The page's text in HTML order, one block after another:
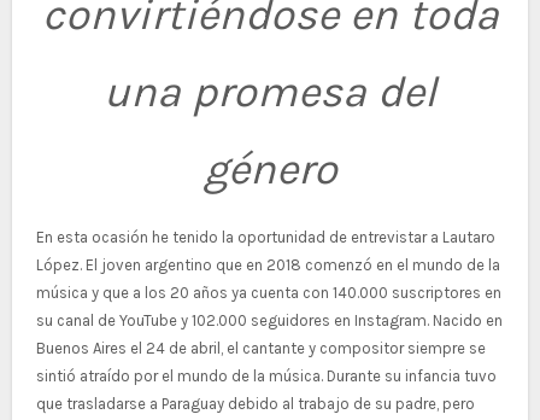
convirtiéndose en toda
una promesa del
género
En esta ocasión he tenido la oportunidad de entrevistar a Lautaro
López. El joven argentino que en 2018 comenzó en el mundo de la
música y que a los 20 años ya cuenta con 140.000 suscriptores en
su canal de YouTube y 102.000 seguidores en Instagram. Nacido en
Buenos Aires el 24 de abril, el cantante y compositor siempre se
sintió atraído por el mundo de la música. Durante su infancia tuvo
que trasladarse a Paraguay debido al trabajo de su padre, pero